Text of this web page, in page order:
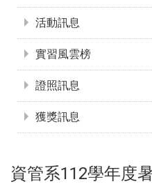
活動訊息
實習風雲榜
證照訊息
獲獎訊息
資管系112學年度